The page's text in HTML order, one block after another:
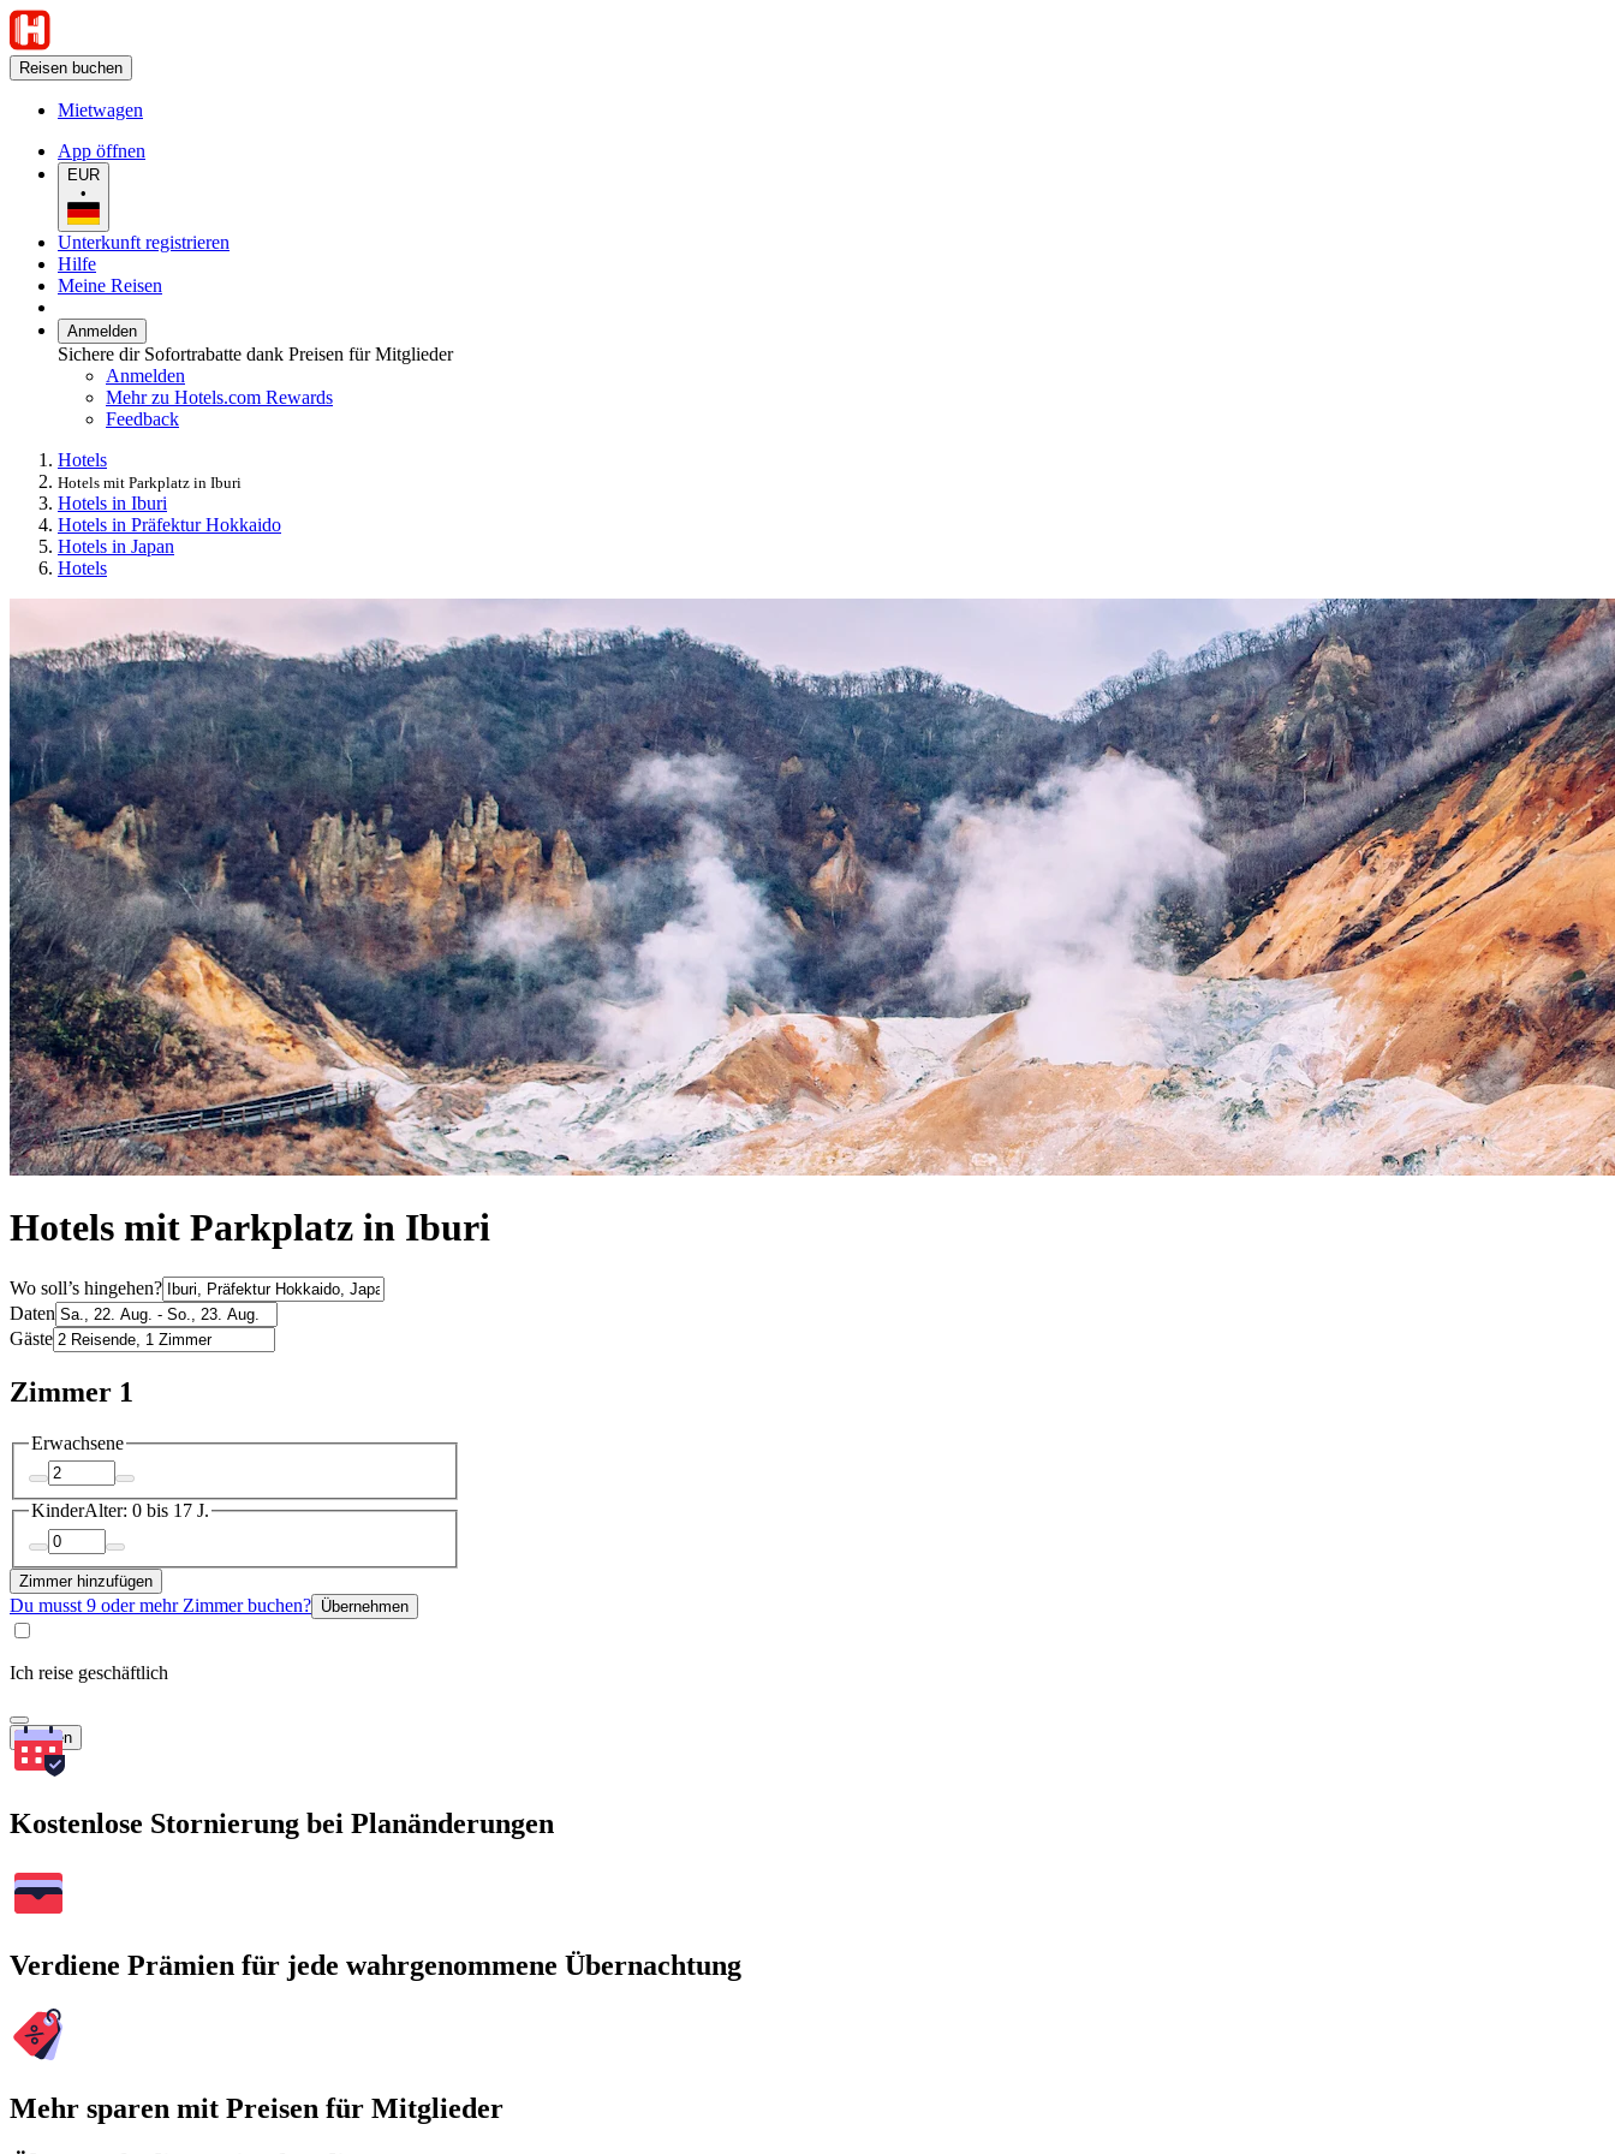
Reisen buchen
Mietwagen
App öffnen
EUR
•
Unterkunft registrieren
Hilfe
Meine Reisen
Anmelden
Sichere dir Sofortrabatte dank Preisen für Mitglieder
Anmelden
Mehr zu Hotels.com Rewards
Feedback
Hotels
Hotels mit Parkplatz in Iburi
Hotels in Iburi
Hotels in Präfektur Hokkaido
Hotels in Japan
Hotels
Hotels mit Parkplatz in Iburi
Wo soll’s hingehen?
Daten
Gäste
Zimmer 1
Erwachsene
KinderAlter: 0 bis 17 J.
Zimmer hinzufügen
Du musst 9 oder mehr Zimmer buchen? Übernehmen
Ich reise geschäftlich
Suchen
Kostenlose Stornierung bei Planänderungen
Verdiene Prämien für jede wahrgenommene Übernachtung
Mehr sparen mit Preisen für Mitglieder